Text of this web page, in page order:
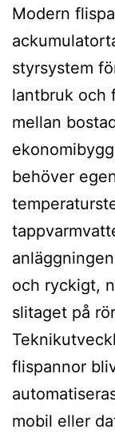
Modern
styrsystem
lantbruk och
mellan
behöver
och ryckigt,
slitaget på
flispannor
mobil eller